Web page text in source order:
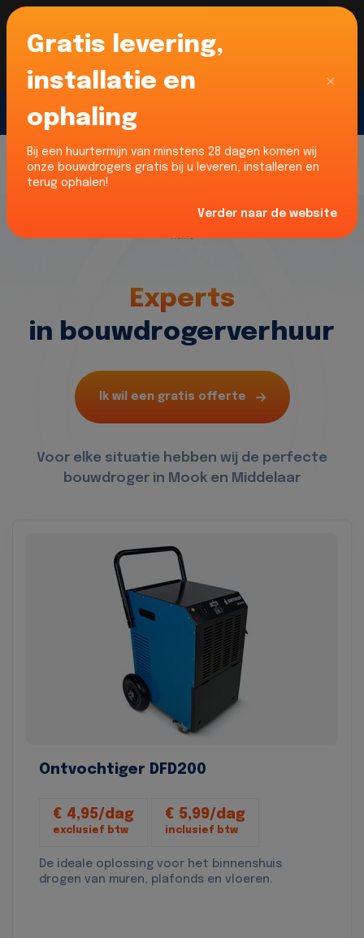
Voor onze Nederlandse klanten... Wij zijn maar
liefst 52% goedkoper dan verhuurders uit NL -
limburg en Noord-Brabant!
Home
Experts
in bouwdrogerverhuur
Ik wil een gratis offerte
Voor elke situatie hebben wij de perfecte
bouwdroger in Mook en Middelaar
Ontvochtiger DFD200
€ 4,95/dag
exclusief btw
€ 5,99/dag
inclusief btw
De ideale oplossing voor het binnenshuis
drogen van muren, plafonds en vloeren.
Gratis levering,
installatie en
ophaling
Bij een huurtermijn van minstens 28 dagen komen wij
onze bouwdrogers gratis bij u leveren, installeren en
terug ophalen!
Verder naar de website